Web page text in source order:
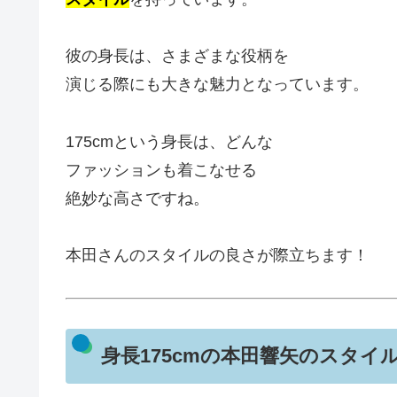
彼の身長は、さまざまな役柄を
演じる際にも大きな魅力となっています。
175cmという身長は、どんな
ファッションも着こなせる
絶妙な高さですね。
本田さんのスタイルの良さが際立ちます！
身長175cmの本田響矢のスタイ